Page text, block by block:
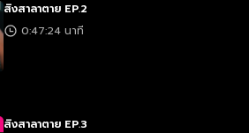
สิงสาลาตาย EP.2
0:47:24 นาที
สิงสาลาตาย EP.3